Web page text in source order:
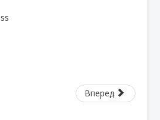
Вперед